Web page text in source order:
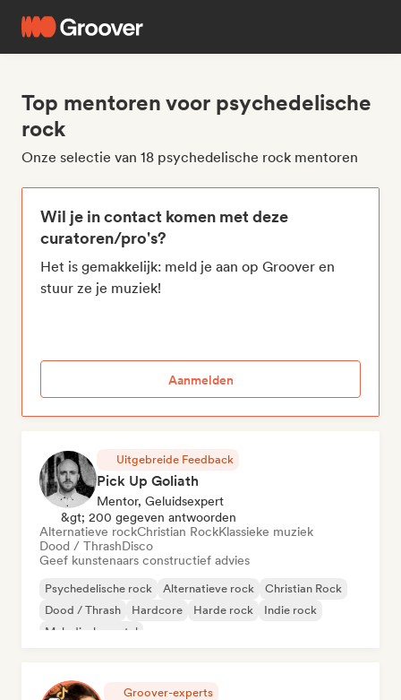
Top mentoren voor psychedelische
rock
Onze selectie van 18 psychedelische rock mentoren
Wil je in contact komen met deze
curatoren/pro's?
Het is gemakkelijk: meld je aan op Groover en
stuur ze je muziek!
Aanmelden
Uitgebreide Feedback
Pick Up Goliath
Mentor, Geluidsexpert
&gt; 200 gegeven antwoorden
Alternatieve rockChristian RockKlassieke muziek
Dood / ThrashDisco
Geef kunstenaars constructief advies
Psychedelische rock Alternatieve rock
Christian Rock
Dood / Thrash
Hardcore Harde rock
Indie rock
Melodische metal
Groover-experts